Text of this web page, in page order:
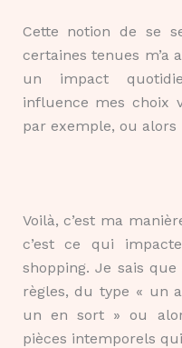
Cette notion de se
certaines tenues m’a
un impact
influence mes choix
par exemple, ou alors
Voilà, c’est ma
c’est ce qui
shopping. Je sais
règles, du type « un
un en sort » ou
pièces intemporels